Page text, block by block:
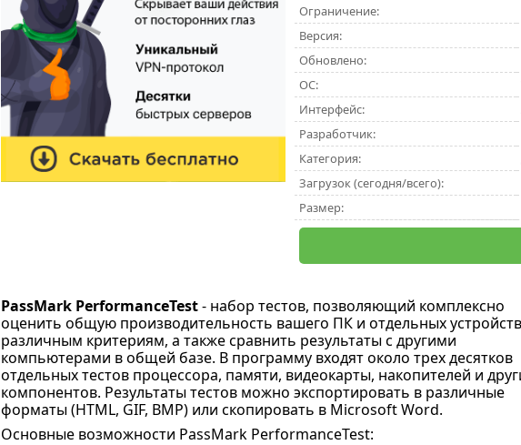
Ограничение:
Версия:
Обновлено:
ОС:
Интерфейс:
Разработчик:
Категория:
Загрузок (сегодня/всего):
Размер:
PassMark PerformanceTest- набор тестов, позволяющий комплексно
оценить общую производительность вашего ПК и отдельных
различным критериям, а также сравнить результаты с другими
компьютерами в общей базе. В программу входят около трех десятков
отдельных тестов процессора, памяти, видеокарты, накопителей и
компонентов. Результаты тестов можно экспортировать в различные
форматы (HTML, GIF, BMP) или скопировать в Microsoft Word.
Основные возможности PassMark PerformanceTest: